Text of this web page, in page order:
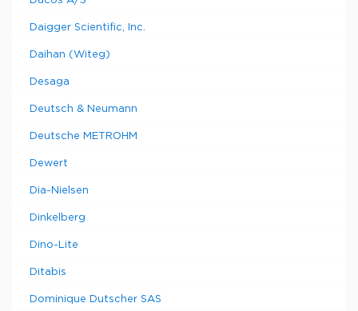
Daigger Scientific, Inc.
Daihan (Witeg)
Desaga
Deutsch & Neumann
Deutsche METROHM
Dewert
Dia-Nielsen
Dinkelberg
Dino-Lite
Ditabis
Dominique Dutscher SAS